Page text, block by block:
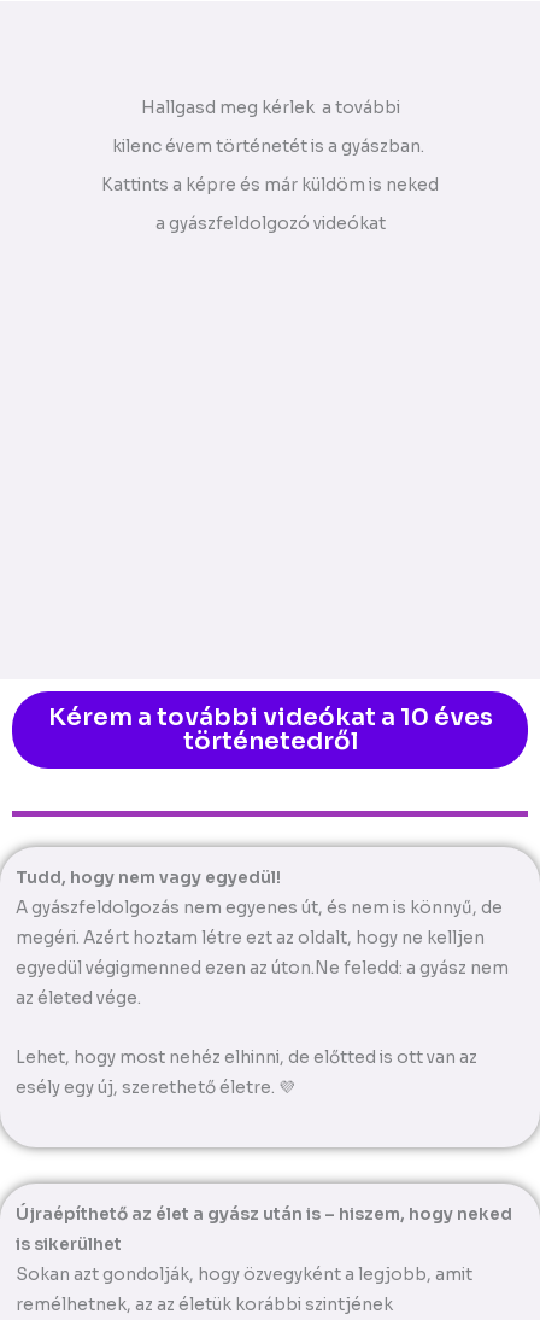
Hallgasd meg kérlek a további
kilenc évem történetét is a gyászban.
Kattints a képre és már küldöm is neked
a gyászfeldolgozó videókat
Kérem a további videókat a 10 éves
történetedről
Tudd, hogy nem vagy egyedül!
A gyászfeldolgozás nem egyenes út, és nem is könnyű, de
megéri. Azért hoztam létre ezt az oldalt, hogy ne kelljen
egyedül végigmenned ezen az úton.Ne feledd: a gyász nem
az életed vége.
Lehet, hogy most nehéz elhinni, de előtted is ott van az
esély egy új, szerethető életre. 💜
Újraépíthető az élet a gyász után is – hiszem, hogy neked
is sikerülhet
Sokan azt gondolják, hogy özvegyként a legjobb, amit
remélhetnek, az az életük korábbi szintjének